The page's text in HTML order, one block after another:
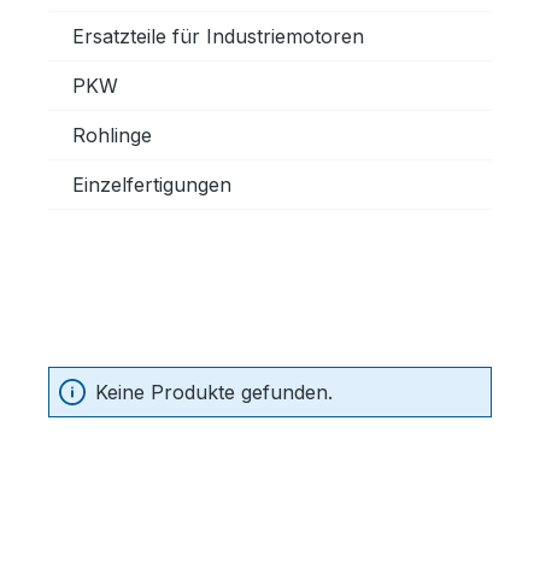
Ersatzteile für Industriemotoren
PKW
Rohlinge
Einzelfertigungen
Keine Produkte gefunden.